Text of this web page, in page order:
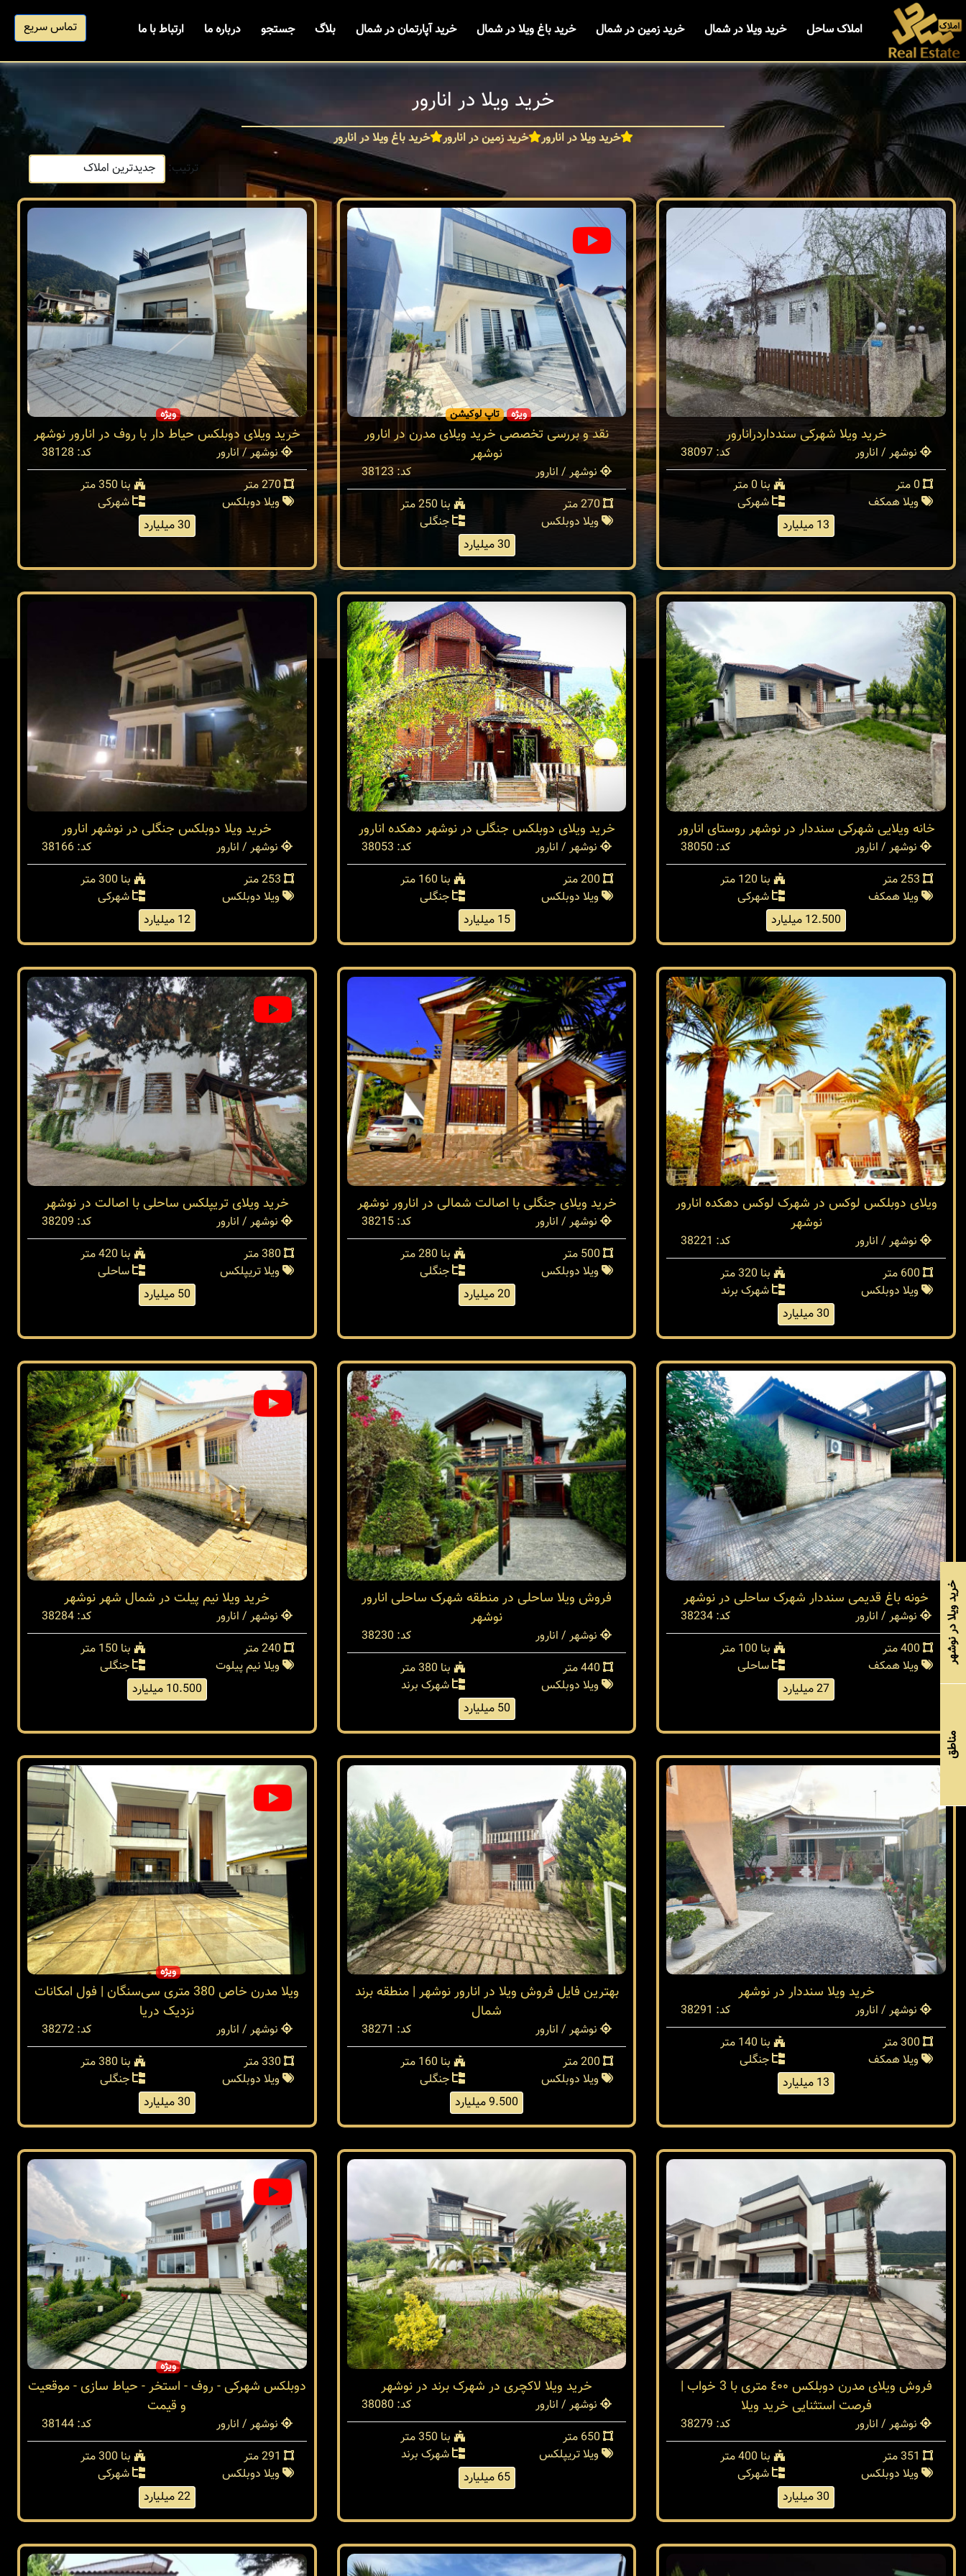
املاک ساحل خرید ویلا در شمال خرید زمین در شمال خرید باغ ویلا در شمال خرید آپارتمان در شمال بلاگ جستجو درباره ما ارتباط با ما تماس سریع
خرید ویلا در انارور
خرید ویلا در انارور خرید زمین در انارور
خرید باغ ویلا در انارور
ترتیب:
خرید ویلا شهرکی سندداردرانارور
نوشهر / انارور
کد: 38097
بنا 0 متر
ویلا همکف
شهرکی
13 میلیارد
ویژه تاپ لوکیشن
نقد و بررسی تخصصی خرید ویلای مدرن در انارور
نوشهر
نوشهر / انارور
کد: 38123
270 متر
بنا 250 متر
ویلا دوبلکس
جنگلی
30 میلیارد
ویژه
خرید ویلای دوبلکس حیاط دار با روف در انارور نوشهر
نوشهر / انارور
کد: 38128
270 متر
بنا 350 متر
ویلا دوبلکس
شهرکی
30 میلیارد
خانه ویلایی شهرکی سنددار در نوشهر روستای انارور
نوشهر / انارور
کد: 38050
بنا 120 متر
ویلا همکف
شهرکی
12.500 میلیارد
خرید ویلای دوبلکس جنگلی در نوشهر دهکده انارور
نوشهر / انارور
کد: 38053
200 متر
بنا 160 متر
ویلا دوبلکس
جنگلی
15 میلیارد
خرید ویلا دوبلکس جنگلی در نوشهر انارور
نوشهر / انارور
کد: 38166
بنا 300 متر
ویلا دوبلکس
شهرکی
12 میلیارد
ویلای دوبلکس لوکس در شهرک لوکس دهکده انارور
نوشهر
نوشهر / انارور
کد: 38221
بنا 320 متر
ویلا دوبلکس
شهرک برند
30 میلیارد
خرید ویلای جنگلی با اصالت شمالی در انارور نوشهر
نوشهر / انارور
کد: 38215
500 متر
بنا 280 متر
ویلا دوبلکس
جنگلی
20 میلیارد
خرید ویلای تریپلکس ساحلی با اصالت در نوشهر
نوشهر / انارور
کد: 38209
بنا 420 متر
ویلا تریپلکس
ساحلی
50 میلیارد
خونه باغ قدیمی سنددار شهرک ساحلی در نوشهر
نوشهر / انارور
کد: 38234
بنا 100 متر
ویلا همکف
ساحلی
27 میلیارد
فروش ویلا ساحلی در منطقه شهرک ساحلی انارور
نوشهر
نوشهر / انارور
کد: 38230
440 متر
بنا 380 متر
ویلا دوبلکس
شهرک برند
50 میلیارد
خرید ویلا نیم پیلت در شمال شهر نوشهر
نوشهر / انارور
کد: 38284
بنا 150 متر
ویلا نیم پیلوت
جنگلی
10.500 میلیارد
خرید ویلا سنددار در نوشهر
نوشهر / انارور
کد: 38291
بنا 140 متر
ویلا همکف
جنگلی
13 میلیارد
بهترین فایل فروش ویلا در انارور نوشهر | منطقه برند
شمال
نوشهر / انارور
کد: 38271
200 متر
بنا 160 متر
ویلا دوبلکس
جنگلی
9.500 میلیارد
ویژه
ویلا مدرن خاص 380 متری سی‌سنگان | فول امکانات
نزدیک دریا
نوشهر / انارور
کد: 38272
بنا 380 متر
ویلا دوبلکس
جنگلی
30 میلیارد
فروش ویلای مدرن دوبلکس ٤٠٠ متری با 3 خواب |
فرصت استثنایی خرید ویلا
نوشهر / انارور
کد: 38279
بنا 400 متر
ویلا دوبلکس
شهرکی
30 میلیارد
خرید ویلا لاکچری در شهرک برند در نوشهر
نوشهر / انارور
کد: 38080
650 متر
بنا 350 متر
ویلا تریپلکس
شهرک برند
65 میلیارد
ویژه
دوبلکس شهرکی - روف - استخر - حیاط سازی - موقعیت
و قیمت
نوشهر / انارور
کد: 38144
بنا 300 متر
ویلا دوبلکس
شهرکی
22 میلیارد
خرید ویلا در نوشهر
مناطق